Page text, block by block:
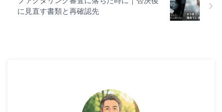
に見直す書類と再確認先